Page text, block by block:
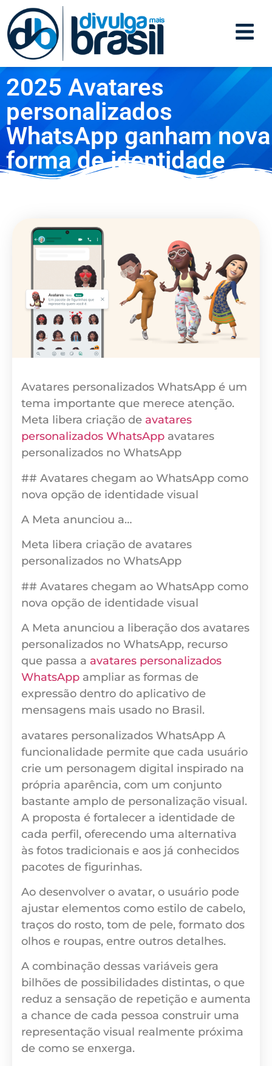
2025 Avatares
personalizados
WhatsApp ganham nova
forma de identidade
Avatares personalizados WhatsApp é um
tema importante que merece atenção.
Meta libera criação de avatares
personalizados WhatsApp avatares
personalizados no WhatsApp
## Avatares chegam ao WhatsApp como
nova opção de identidade visual
A Meta anunciou a…
Meta libera criação de avatares
personalizados no WhatsApp
## Avatares chegam ao WhatsApp como
nova opção de identidade visual
A Meta anunciou a liberação dos avatares
personalizados no WhatsApp, recurso
que passa a avatares personalizados
WhatsApp ampliar as formas de
expressão dentro do aplicativo de
mensagens mais usado no Brasil.
avatares personalizados WhatsApp A
funcionalidade permite que cada usuário
crie um personagem digital inspirado na
própria aparência, com um conjunto
bastante amplo de personalização visual.
A proposta é fortalecer a identidade de
cada perfil, oferecendo uma alternativa
às fotos tradicionais e aos já conhecidos
pacotes de figurinhas.
Ao desenvolver o avatar, o usuário pode
ajustar elementos como estilo de cabelo,
traços do rosto, tom de pele, formato dos
olhos e roupas, entre outros detalhes.
A combinação dessas variáveis gera
bilhões de possibilidades distintas, o que
reduz a sensação de repetição e aumenta
a chance de cada pessoa construir uma
representação visual realmente próxima
de como se enxerga.